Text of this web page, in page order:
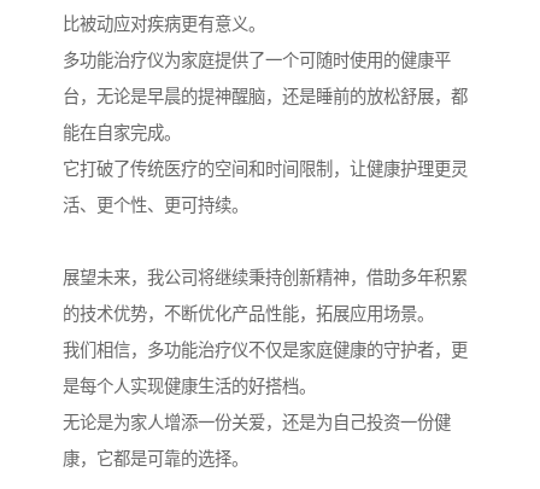
比被动应对疾病更有意义。
多功能治疗仪为家庭提供了一个可随时使用的健康平
台，无论是早晨的提神醒脑，还是睡前的放松舒展，都
能在自家完成。
它打破了传统医疗的空间和时间限制，让健康护理更灵
活、更个性、更可持续。
展望未来，我公司将继续秉持创新精神，借助多年积累
的技术优势，不断优化产品性能，拓展应用场景。
我们相信，多功能治疗仪不仅是家庭健康的守护者，更
是每个人实现健康生活的好搭档。
无论是为家人增添一份关爱，还是为自己投资一份健
康，它都是可靠的选择。